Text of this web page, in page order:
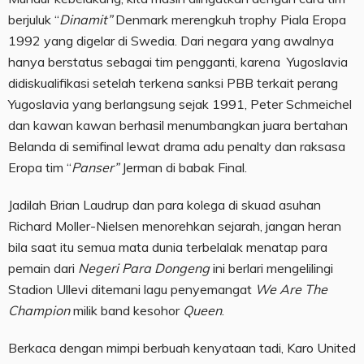
berjuluk “Dinamit”Denmark merengkuh trophy Piala Eropa
1992 yang digelar di Swedia. Dari negara yang awalnya
hanya berstatus sebagai tim pengganti, karena Yugoslavia
didiskualifikasi setelah terkena sanksi PBB terkait perang
Yugoslavia yang berlangsung sejak 1991, Peter Schmeichel
dan kawan kawan berhasil menumbangkan juara bertahan
Belanda di semifinal lewat drama adu penalty dan raksasa
Eropa tim “Panser”Jerman di babak Final.
Jadilah Brian Laudrup dan para kolega di skuad asuhan
Richard Moller-Nielsen menorehkan sejarah, jangan heran
bila saat itu semua mata dunia terbelalak menatap para
pemain dari Negeri Para Dongengini berlari mengelilingi
Stadion Ullevi ditemani lagu penyemangat We Are The
Championmilik band kesohor Queen.
Berkaca dengan mimpi berbuah kenyataan tadi, Karo United